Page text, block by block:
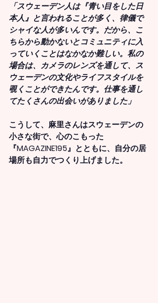
「スウェーデン人は『青い目をした日
本人』と言われることが多く、律儀で
シャイな人が多いんです。だから、こ
ちらから動かないとコミュニティに入
っていくことはなかなか難しい。私の
場合は、カメラのレンズを通して、ス
ウェーデンの文化やライフスタイルを
覗くことができたんです。仕事を通し
てたくさんの出会いがありました」
こうして、麻里さんはスウェーデンの
小さな街で、心のこもった
『MAGAZINE195』とともに、自分の居
場所も自力でつくり上げました。